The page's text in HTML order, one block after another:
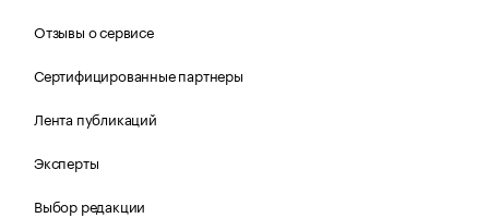
Отзывы о сервисе
Сертифицированные партнеры
Лента публикаций
Эксперты
Выбор редакции